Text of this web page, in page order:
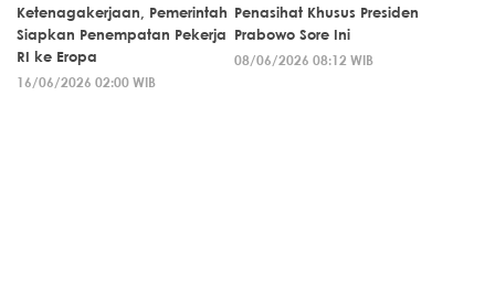
Ketenagakerjaan, Pemerintah
Siapkan Penempatan Pekerja
RI ke Eropa
16/06/2026 02:00 WIB
Penasihat Khusus Presiden
Prabowo Sore Ini
08/06/2026 08:12 WIB